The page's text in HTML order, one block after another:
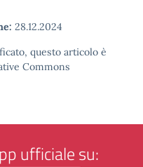
28.12.2024
questo articolo è
Commons
ufficiale su: